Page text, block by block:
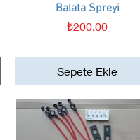
Hızlı Bakış
Balata Spreyi
Fiyat
₺200,00
Sepete Ekle